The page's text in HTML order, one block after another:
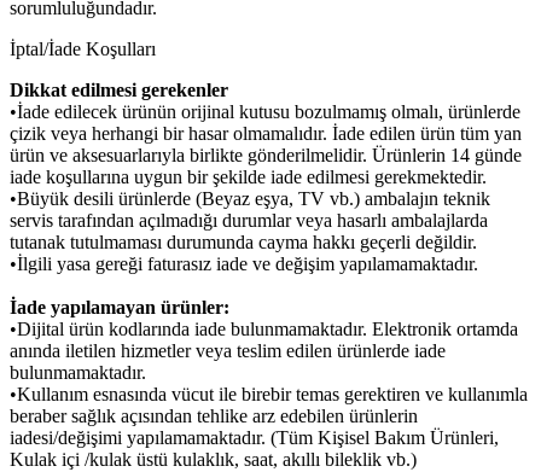
sorumluluğundadır.
İptal/İade Koşulları
Dikkat edilmesi gerekenler
•İade edilecek ürünün orijinal kutusu bozulmamış olmalı, ürünlerde
çizik veya herhangi bir hasar olmamalıdır. İade edilen ürün tüm yan
ürün ve aksesuarlarıyla birlikte gönderilmelidir. Ürünlerin 14 günde
iade koşullarına uygun bir şekilde iade edilmesi gerekmektedir.
•Büyük desili ürünlerde (Beyaz eşya, TV vb.) ambalajın teknik
servis tarafından açılmadığı durumlar veya hasarlı ambalajlarda
tutanak tutulmaması durumunda cayma hakkı geçerli değildir.
•İlgili yasa gereği faturasız iade ve değişim yapılamamaktadır.
İade yapılamayan ürünler:
•Dijital ürün kodlarında iade bulunmamaktadır. Elektronik ortamda
anında iletilen hizmetler veya teslim edilen ürünlerde iade
bulunmamaktadır.
•Kullanım esnasında vücut ile birebir temas gerektiren ve kullanımla
beraber sağlık açısından tehlike arz edebilen ürünlerin
iadesi/değişimi yapılamamaktadır. (Tüm Kişisel Bakım Ürünleri,
Kulak içi /kulak üstü kulaklık, saat, akıllı bileklik vb.)